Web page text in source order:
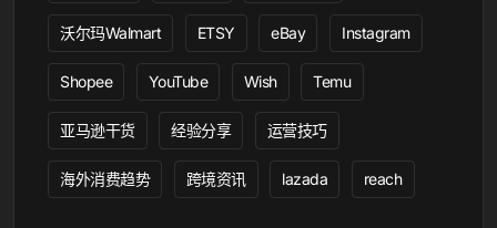
沃尔玛Walmart ETSY eBay Instagram
Shopee YouTube Wish Temu
亚马逊干货 经验分享 运营技巧
海外消费趋势 跨境资讯 lazada reach